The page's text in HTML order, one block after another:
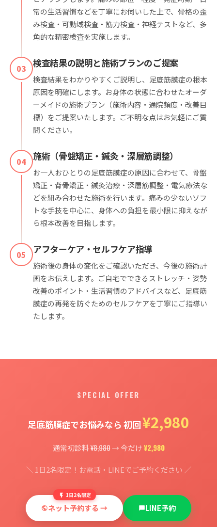
常の生活習慣などを丁寧にお伺いした上で、骨格の歪
み検査・可動域検査・筋力検査・神経テストなど、多
角的な精密検査を実施します。
03 検査結果の説明と施術プランのご提案
検査結果をわかりやすくご説明し、足底筋膜症の根本
原因を明確にします。お身体の状態に合わせたオーダ
ーメイドの施術プラン（施術内容・通院頻度・改善目
標）をご提案いたします。ご不明な点はお気軽にご質
問ください。
04 施術（骨盤矯正・鍼灸・深層筋調整）
お一人おひとりの足底筋膜症の原因に合わせて、骨盤
矯正・背骨矯正・鍼灸治療・深層筋調整・電気療法な
どを組み合わせた施術を行います。痛みの少ないソフ
トな手技を中心に、身体への負担を最小限に抑えなが
ら根本改善を目指します。
05 アフターケア・セルフケア指導
施術後の身体の変化をご確認いただき、今後の施術計
画をお伝えします。ご自宅でできるストレッチ・姿勢
改善のポイント・生活習慣のアドバイスなど、足底筋
膜症の再発を防ぐためのセルフケアを丁寧にご指導い
たします。
SPECIAL OFFER
足底筋膜症でお悩みなら 初回¥2,980
通常初診料¥8,980→ 今だけ¥2,980
＼ 1日2名限定！お電話・LINEでご予約ください ／
1日2名限定
ネット予約する → LINE予約